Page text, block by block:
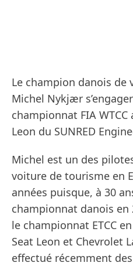
Le champion danois
Michel Nykjær
championnat FIA WTCC
Leon du SUNRED
Michel est un des
voiture de tourisme en
années puisque, à 30
championnat danois en
le championnat ETCC
Seat Leon et Chevrolet
effectué récemment